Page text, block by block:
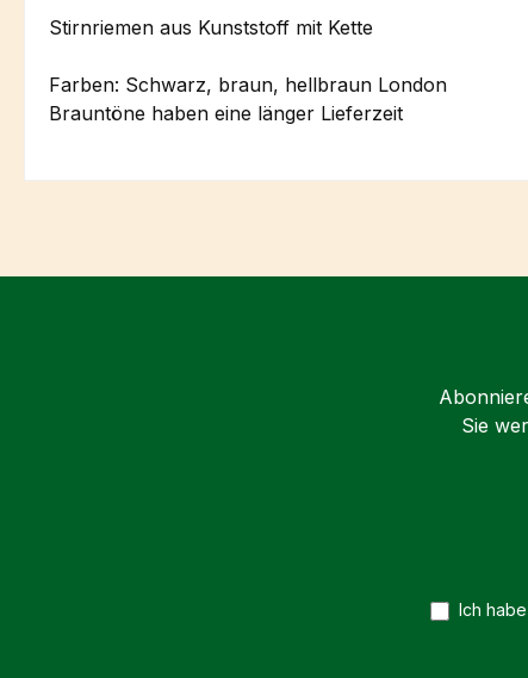
Stirnriemen aus Kunststoff mit Kette
Farben: Schwarz, braun, hellbraun London
Brauntöne haben eine länger Lieferzeit
Sie
Ich